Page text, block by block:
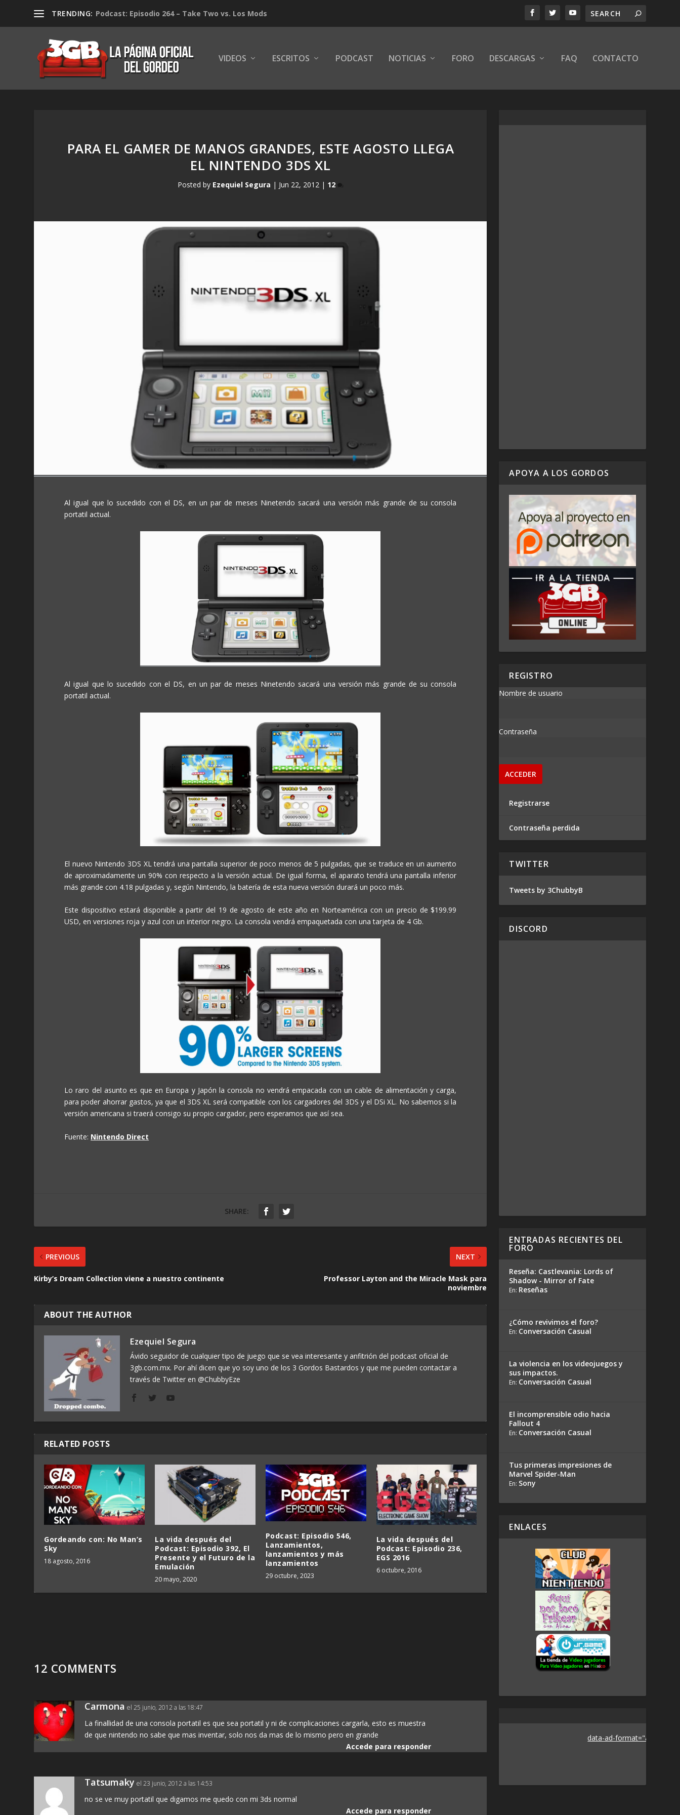
TRENDING: Podcast: Episodio 264 – Take Two vs. Los Mods
VIDEOS ESCRITOS PODCAST NOTICIAS FORO DESCARGAS FAQ CONTACTO
PARA EL GAMER DE MANOS GRANDES, ESTE AGOSTO LLEGA
EL NINTENDO 3DS XL
Posted by Ezequiel Segura | Jun 22, 2012| 12
Al igual que lo sucedido con el DS, en un par de meses Ninetendo sacará una versión más grande de su consola
portatil actual.
Al igual que lo sucedido con el DS, en un par de meses Ninetendo sacará una versión más grande de su consola
portatil actual.
El nuevo Nintendo 3DS XL tendrá una pantalla superior de poco menos de 5 pulgadas, que se traduce en un aumento
de aproximadamente un 90% con respecto a la versión actual. De igual forma, el aparato tendrá una pantalla inferior
más grande con 4.18 pulgadas y, según Nintendo, la batería de esta nueva versión durará un poco más.
Este dispositivo estará disponible a partir del 19 de agosto de este año en Norteamérica con un precio de $199.99
USD, en versiones roja y azul con un interior negro. La consola vendrá empaquetada con una tarjeta de 4 Gb.
Lo raro del asunto es que en Europa y Japón la consola no vendrá empacada con un cable de alimentación y carga,
para poder ahorrar gastos, ya que el 3DS XL será compatible con los cargadores del 3DS y el DSi XL. No sabemos si la
versión americana si traerá consigo su propio cargador, pero esperamos que así sea.
Fuente: Nintendo Direct
SHARE:
PREVIOUS
Kirby’s Dream Collection viene a nuestro continente
NEXT
Professor Layton and the Miracle Mask para
noviembre
ABOUT THE AUTHOR
Ezequiel Segura
Ávido seguidor de cualquier tipo de juego que se vea interesante y anfitrión del podcast oficial de
3gb.com.mx. Por ahí dicen que yo soy uno de los 3 Gordos Bastardos y que me pueden contactar a
través de Twitter en @ChubbyEze
RELATED POSTS
Gordeando con: No Man’s
Sky
18 agosto, 2016
La vida después del
Podcast: Episodio 392, El
Presente y el Futuro de la
Emulación
20 mayo, 2020
Podcast: Episodio 546,
Lanzamientos,
lanzamientos y más
lanzamientos
29 octubre, 2023
La vida después del
Podcast: Episodio 236,
EGS 2016
6 octubre, 2016
12 COMMENTS
Carmona el 25 junio, 2012 a las 18:47
La finallidad de una consola portatil es que sea portatil y ni de complicaciones cargarla, esto es muestra
de que nintendo no sabe que mas inventar, solo nos da mas de lo mismo pero en grande
Accede para responder
Tatsumaky el 23 junio, 2012 a las 14:53
no se ve muy portatil que digamos me quedo con mi 3ds normal
Accede para responder
APOYA A LOS GORDOS
REGISTRO
Nombre de usuario
Contraseña
Registrarse
Contraseña perdida
TWITTER
Tweets by 3ChubbyB
DISCORD
ENTRADAS RECIENTES DEL
FORO
Reseña: Castlevania: Lords of
Shadow - Mirror of Fate
En: Reseñas
¿Cómo revivimos el foro?
En: Conversación Casual
La violencia en los videojuegos y
sus impactos.
En: Conversación Casual
El incomprensible odio hacia
Fallout 4
En: Conversación Casual
Tus primeras impresiones de
Marvel Spider-Man
En: Sony
ENLACES
data-ad-format="auto">